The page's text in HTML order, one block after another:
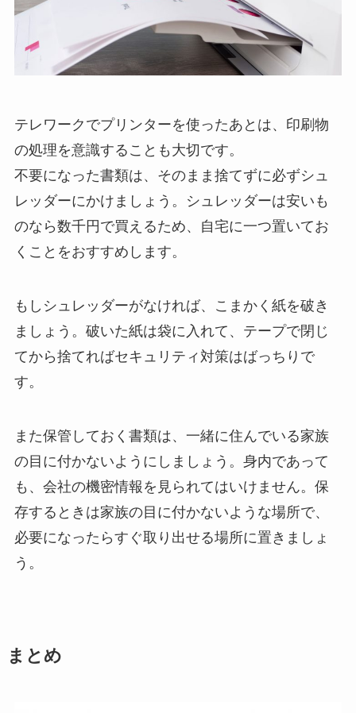
テレワークでプリンターを使ったあとは、印刷物
の処理を意識することも大切です。
不要になった書類は、そのまま捨てずに必ずシュ
レッダーにかけましょう。シュレッダーは安いも
のなら数千円で買えるため、自宅に一つ置いてお
くことをおすすめします。
もしシュレッダーがなければ、こまかく紙を破き
ましょう。破いた紙は袋に入れて、テープで閉じ
てから捨てればセキュリティ対策はばっちりで
す。
また保管しておく書類は、一緒に住んでいる家族
の目に付かないようにしましょう。身内であって
も、会社の機密情報を見られてはいけません。保
存するときは家族の目に付かないような場所で、
必要になったらすぐ取り出せる場所に置きましょ
う。
まとめ